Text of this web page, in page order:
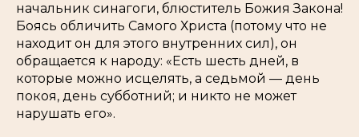
начальник синагоги, блюститель Божия Закона!
Боясь обличить Самого Христа (потому что не
находит он для этого внутренних сил), он
обращается к народу: «Есть шесть дней, в
которые можно исцелять, а седьмой — день
покоя, день субботний; и никто не может
нарушать его».